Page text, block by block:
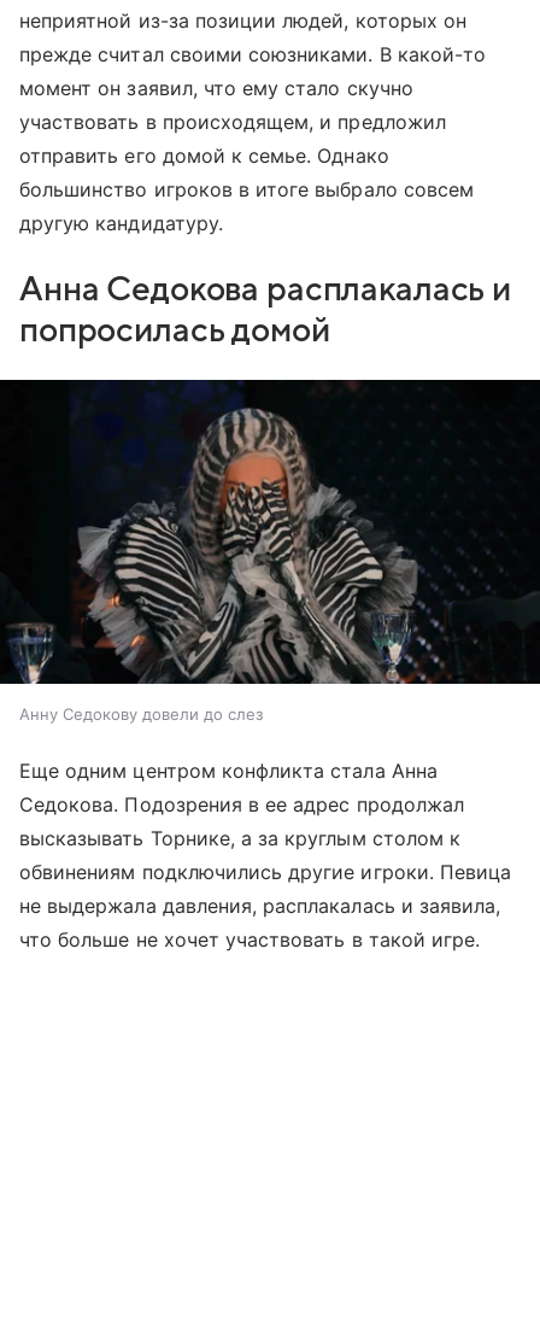
неприятной из-за позиции людей, которых он
прежде считал своими союзниками. В какой-то
момент он заявил, что ему стало скучно
участвовать в происходящем, и предложил
отправить его домой к семье. Однако
большинство игроков в итоге выбрало совсем
другую кандидатуру.
Анна Седокова расплакалась и
попросилась домой
Анну Седокову довели до слез
Еще одним центром конфликта стала Анна
Седокова. Подозрения в ее адрес продолжал
высказывать Торнике, а за круглым столом к
обвинениям подключились другие игроки. Певица
не выдержала давления, расплакалась и заявила,
что больше не хочет участвовать в такой игре.